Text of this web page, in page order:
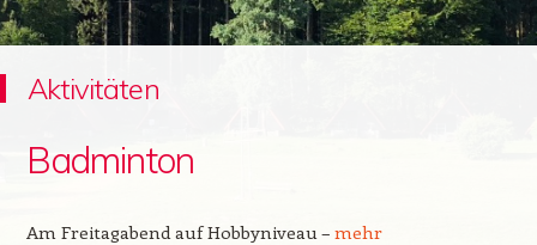
Aktivitäten
Badminton
Am Freitagabend auf Hobbyniveau – mehr